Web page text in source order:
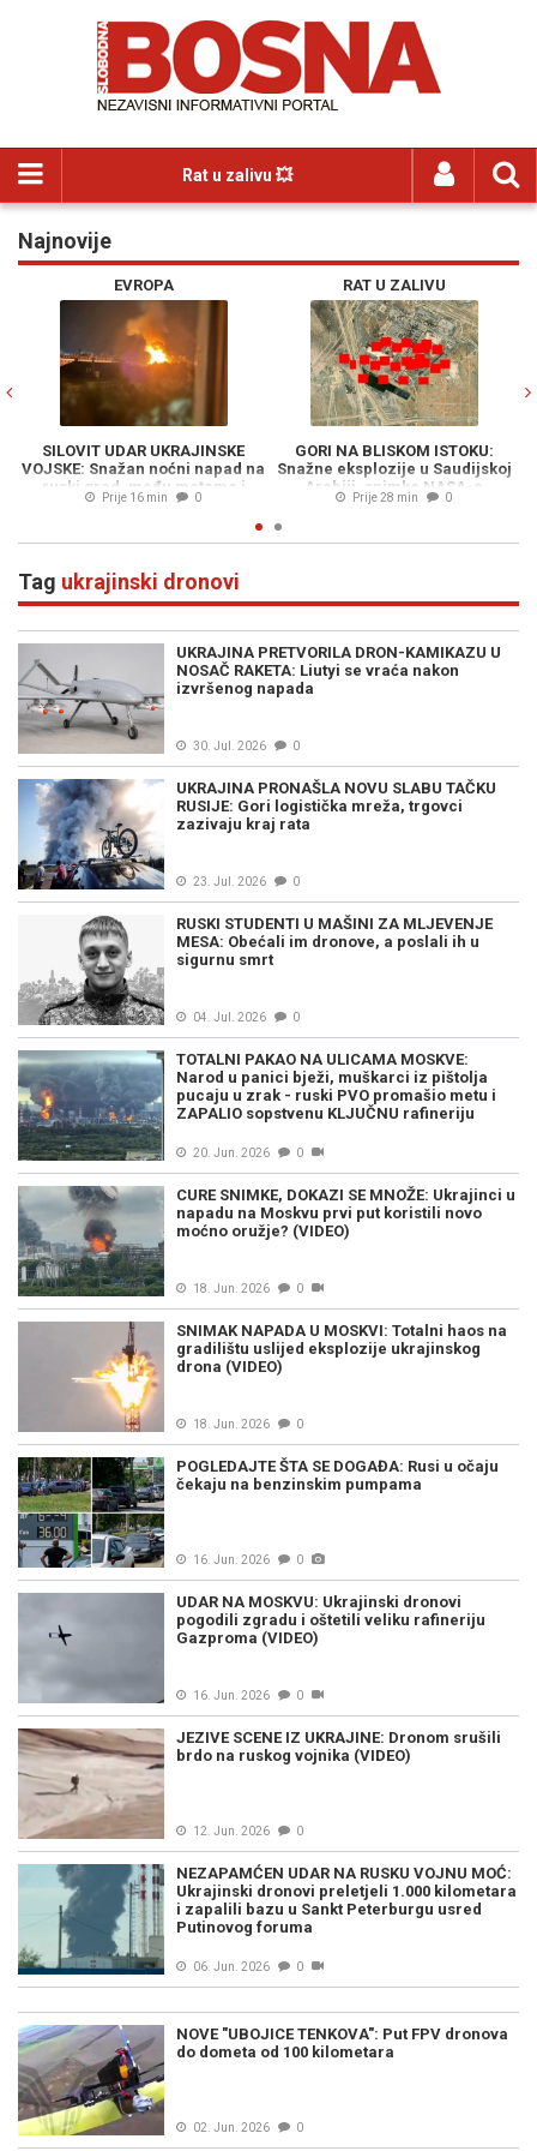
Rat u zalivu 💥
Najnovije
EVROPA
SILOVIT UDAR UKRAJINSKE
VOJSKE: Snažan noćni napad na
ruski grad, među metama i
sjedište FSB-a...
Prije 16 min 0
RAT U ZALIVU
GORI NA BLISKOM ISTOKU:
Snažne eksplozije u Saudijskoj
Arabiji, snimke NASA-e
potvrđuju požare...
Prije 28 min 0
Tag ukrajinski dronovi
UKRAJINA PRETVORILA DRON-KAMIKAZU U
NOSAČ RAKETA: Liutyi se vraća nakon
izvršenog napada
30. Jul. 2026 0
UKRAJINA PRONAŠLA NOVU SLABU TAČKU
RUSIJE: Gori logistička mreža, trgovci
zazivaju kraj rata
23. Jul. 2026 0
RUSKI STUDENTI U MAŠINI ZA MLJEVENJE
MESA: Obećali im dronove, a poslali ih u
sigurnu smrt
04. Jul. 2026 0
TOTALNI PAKAO NA ULICAMA MOSKVE:
Narod u panici bježi, muškarci iz pištolja
pucaju u zrak - ruski PVO promašio metu i
ZAPALIO sopstvenu KLJUČNU rafineriju
20. Jun. 2026 0
CURE SNIMKE, DOKAZI SE MNOŽE: Ukrajinci u
napadu na Moskvu prvi put koristili novo
moćno oružje? (VIDEO)
18. Jun. 2026 0
SNIMAK NAPADA U MOSKVI: Totalni haos na
gradilištu uslijed eksplozije ukrajinskog
drona (VIDEO)
18. Jun. 2026 0
POGLEDAJTE ŠTA SE DOGAĐA: Rusi u očaju
čekaju na benzinskim pumpama
16. Jun. 2026 0
UDAR NA MOSKVU: Ukrajinski dronovi
pogodili zgradu i oštetili veliku rafineriju
Gazproma (VIDEO)
16. Jun. 2026 0
JEZIVE SCENE IZ UKRAJINE: Dronom srušili
brdo na ruskog vojnika (VIDEO)
12. Jun. 2026 0
NEZAPAMĆEN UDAR NA RUSKU VOJNU MOĆ:
Ukrajinski dronovi preletjeli 1.000 kilometara
i zapalili bazu u Sankt Peterburgu usred
Putinovog foruma
06. Jun. 2026 0
NOVE "UBOJICE TENKOVA": Put FPV dronova
do dometa od 100 kilometara
02. Jun. 2026 0